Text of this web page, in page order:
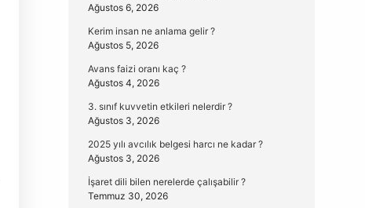
Ağustos 6, 2026
Kerim insan ne anlama gelir ?
Ağustos 5, 2026
Avans faizi oranı kaç ?
Ağustos 4, 2026
3. sınıf kuvvetin etkileri nelerdir ?
Ağustos 3, 2026
2025 yılı avcılık belgesi harcı ne kadar ?
Ağustos 3, 2026
İşaret dili bilen nerelerde çalışabilir ?
Temmuz 30, 2026